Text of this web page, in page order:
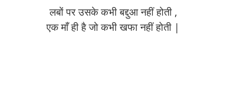
लबों पर उसके कभी बद्दुआ नहीं होती ,
एक माँ ही है जो कभी खफा नहीं होती |